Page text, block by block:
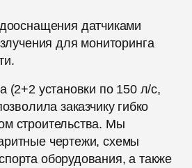
датчиками
для мониторинга
(2+2 установки по 150 л/с,
заказчику гибко
строительства. Мы
чертежи, схемы
оборудования, а также